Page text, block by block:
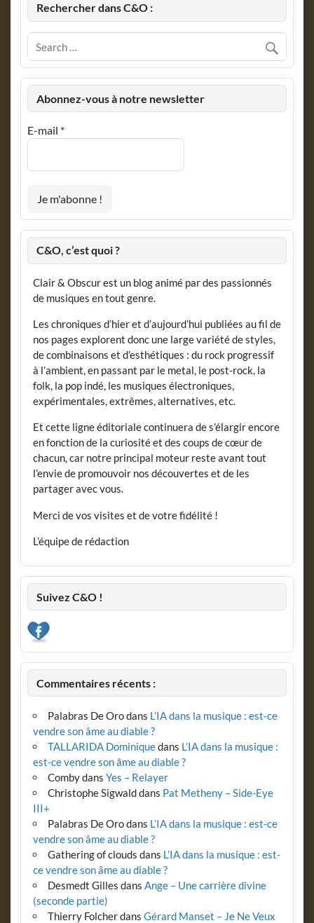
Rechercher dans C&O :
Abonnez-vous à notre newsletter
E-mail *
C&O, c’est quoi ?
Clair & Obscur est un blog animé par des passionnés
de musiques en tout genre.
Les chroniques d’hier et d’aujourd’hui publiées au fil de
nos pages explorent donc une large variété de styles,
de combinaisons et d’esthétiques : du rock progressif
à l’ambient, en passant par le metal, le post-rock, la
folk, la pop indé, les musiques électroniques,
expérimentales, extrêmes, alternatives, etc.
Et cette ligne éditoriale continuera de s’élargir encore
en fonction de la curiosité et des coups de cœur de
chacun, car notre principal moteur reste avant tout
l’envie de promouvoir nos découvertes et de les
partager avec vous.
Merci de vos visites et de votre fidélité !
L’équipe de rédaction
Suivez C&O !
Commentaires récents :
Palabras De Orodans L’IA dans la musique : est-ce
vendre son âme au diable ?
TALLARIDA Dominiquedans L’IA dans la musique :
est-ce vendre son âme au diable ?
Combydans Yes – Relayer
Christophe Sigwalddans Pat Metheny – Side-Eye
III+
Palabras De Orodans L’IA dans la musique : est-ce
vendre son âme au diable ?
Gathering of clouds dans L’IA dans la musique : est-
ce vendre son âme au diable ?
Desmedt Gilles dans Ange – Une carrière divine
(seconde partie)
Thierry Folcherdans Gérard Manset – Je Ne Veux